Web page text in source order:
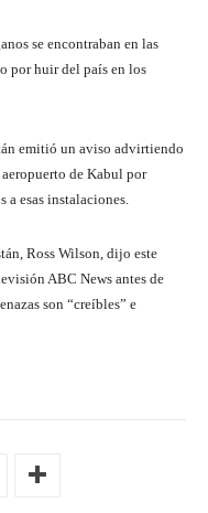
se encontraban en las
por huir del país en los
emitió un aviso advirtiendo
aeropuerto de Kabul por
a esas instalaciones.
Ross Wilson, dijo este
ABC News antes de
son “creíbles” e